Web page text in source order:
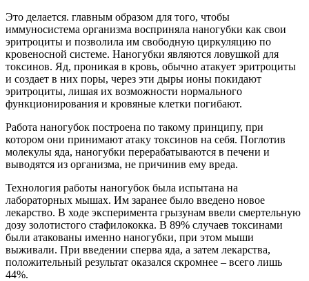
Это делается. главным образом для того, чтобы
иммуносистема организма восприняла наногубки как свои
эритроциты и позволила им свободную циркуляцию по
кровеносной системе. Наногубки являются ловушкой для
токсинов. Яд, проникая в кровь, обычно атакует эритроциты
и создает в них поры, через эти дыры ионы покидают
эритроциты, лишая их возможности нормального
функционирования и кровяные клетки погибают.
Работа наногубок построена по такому принципу, при
котором они принимают атаку токсинов на себя. Поглотив
молекулы яда, наногубки перерабатываются в печени и
выводятся из организма, не причинив ему вреда.
Технология работы наногубок была испытана на
лабораторных мышах. Им заранее было введено новое
лекарство. В ходе эксперимента грызунам ввели смертельную
дозу золотистого стафилококка. В 89% случаев токсинами
были атакованы именно наногубки, при этом мыши
выживали. При введении сперва яда, а затем лекарства,
положительный результат оказался скромнее – всего лишь
44%.